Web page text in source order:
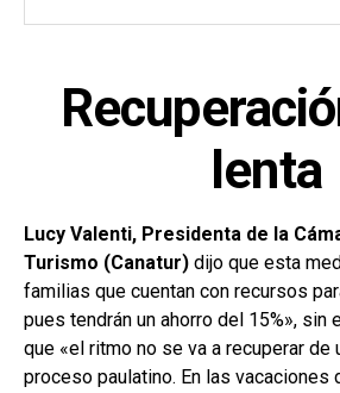
lenta
Lucy Valenti, Presidenta de la
Turismo (Canatur) dijo que esta
familias que cuentan con recursos
pues tendrán un ahorro del 15%», sin
que «el ritmo no se va a recuperar de
proceso paulatino. En las vacaciones